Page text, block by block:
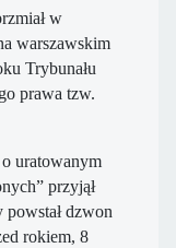
w
warszawskim
Trybunału
prawa tzw.
uratowanym
przyjął
dzwon
rokiem, 8